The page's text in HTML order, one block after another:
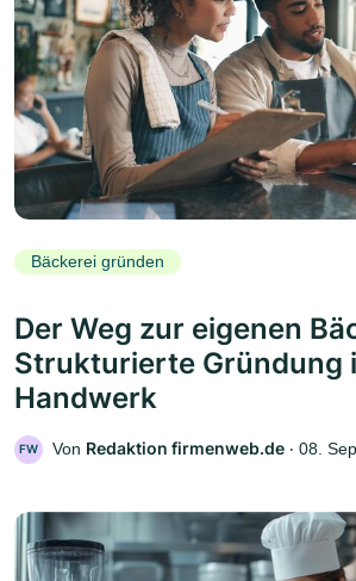
Bäckerei gründen
Der Weg zur eigenen
Strukturierte Gründung
Handwerk
FW Von Redaktion firmenweb.de ‧ 08.